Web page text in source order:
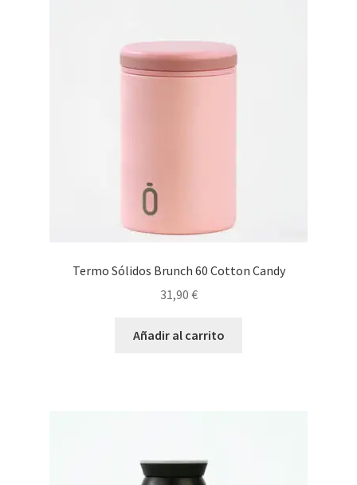
Termo Sólidos Brunch 60 Cotton Candy
31,90 €
Añadir al carrito